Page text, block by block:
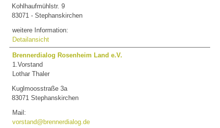
Kohlhaufmühlstr. 9
83071 - Stephanskirchen
weitere Information:
Detailansicht
Brennerdialog Rosenheim Land e.V.
1.Vorstand
Lothar Thaler
Kuglmoosstraße 3a
83071 Stephanskirchen
Mail:
vorstand@brennerdialog.de